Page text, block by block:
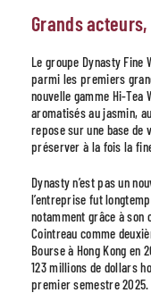
Grands
Le groupe Dynasty Fine
parmi les premiers
nouvelle gamme Hi-
aromatisés au jasmin,
repose sur une base de
préserver à la fois la
Dynasty n’est pas un
l’entreprise fut
notamment grâce à son
Cointreau comme
Bourse à Hong Kong en
123 millions de dollars
premier semestre 2025.